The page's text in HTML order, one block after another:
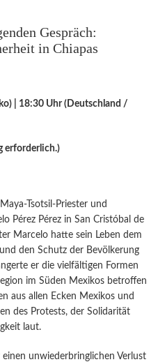
Gespräch:
in Chiapas
| 18:30 Uhr (Deutschland /
erforderlich.)
Tsotsil-Priester und
Pérez Pérez in San Cristóbal de
Marcelo hatte sein Leben dem
den Schutz der Bevölkerung
er die vielfältigen Formen
im Süden Mexikos betroffen
aus allen Ecken Mexikos und
des Protests, der Solidarität
laut.
unwiederbringlichen Verlust